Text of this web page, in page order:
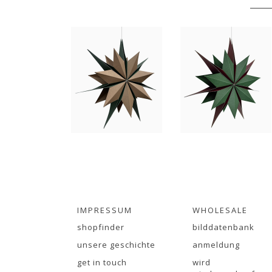
IMPRESSUM
shopfinder
unsere geschichte
get in touch
WHOLESALE
bilddatenbank
anmeldung
wird